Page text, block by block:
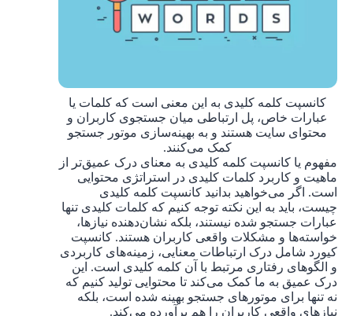
کانسپت کلمه کلیدی به این معنی است که کلمات یا
عبارات خاص، پل ارتباطی میان جستجوی کاربران و
محتوای سایت هستند و به بهینه‌سازی موتور جستجو
کمک می‌کنند.
مفهوم یا کانسپت کلمه کلیدی به معنای درک عمیق‌تر از
ماهیت و کاربرد کلمات کلیدی در استراتژی محتوایی
است. اگر می‌خواهید بدانید کانسپت کلمه کلیدی
چیست، باید به این نکته توجه کنیم که کلمات کلیدی تنها
عبارات جستجو شده نیستند، بلکه نشان‌دهنده نیازها،
خواسته‌ها و مشکلات واقعی کاربران هستند. کانسپت
کیورد شامل درک ارتباطات معنایی، زمینه‌های کاربردی
و الگوهای رفتاری مرتبط با آن کلمه کلیدی است. این
درک عمیق به ما کمک می‌کند تا محتوایی تولید کنیم که
نه تنها برای موتورهای جستجو بهینه شده است، بلکه
نیازهای واقعی کاربران را هم برآورده می‌کند.